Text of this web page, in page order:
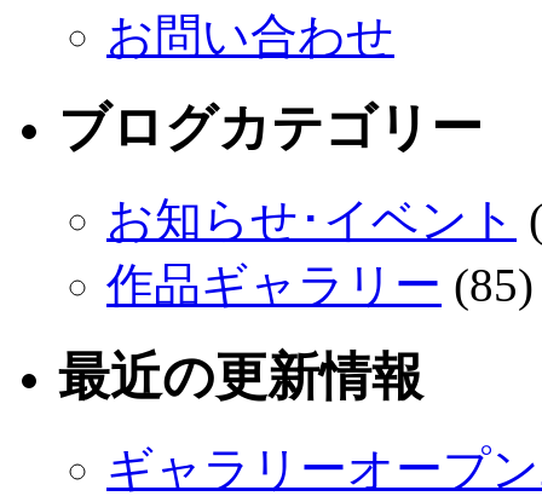
お問い合わせ
ブログカテゴリー
お知らせ･イベント
作品ギャラリー (85)
最近の更新情報
ギャラリーオープ